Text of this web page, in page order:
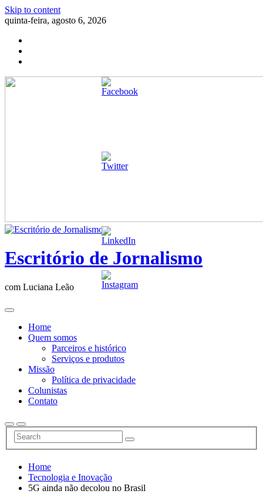
Skip to content
quinta-feira, agosto 6, 2026
Escritório de Jornalismo
com Luciana Leão
Home
Quem somos
Parceiros e histórico
Serviços e produtos
Missão
Política de privacidade
Colunistas
Contato
Home
Tecnologia e Inovação
5G ainda não decolou no Brasil